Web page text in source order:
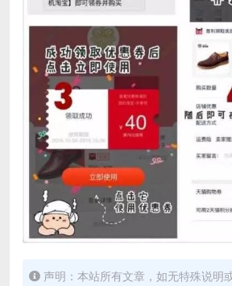
声明：本站所有文章，如无特殊说明